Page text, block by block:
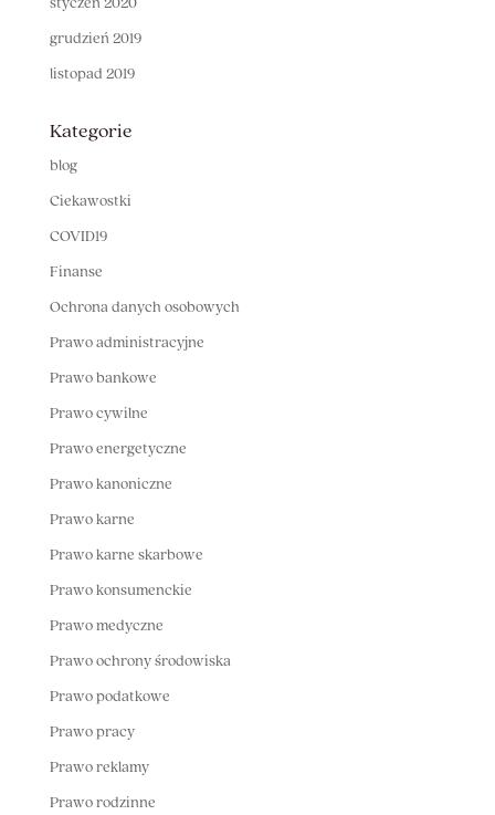
grudzień 2019
listopad 2019
Kategorie
blog
Ciekawostki
COVID19
Finanse
Ochrona danych osobowych
Prawo administracyjne
Prawo bankowe
Prawo cywilne
Prawo energetyczne
Prawo kanoniczne
Prawo karne
Prawo karne skarbowe
Prawo konsumenckie
Prawo medyczne
Prawo ochrony środowiska
Prawo podatkowe
Prawo pracy
Prawo reklamy
Prawo rodzinne